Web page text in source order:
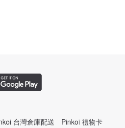
台灣倉庫配送 Pinkoi 禮物卡